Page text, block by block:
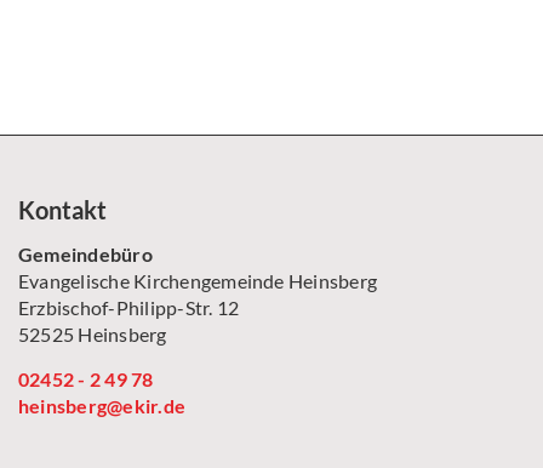
Kontakt
Gemeindebüro
Evangelische Kirchengemeinde Heinsberg
Erzbischof-Philipp-Str. 12
52525 Heinsberg
02452 - 2 49 78
heinsberg@ekir.de